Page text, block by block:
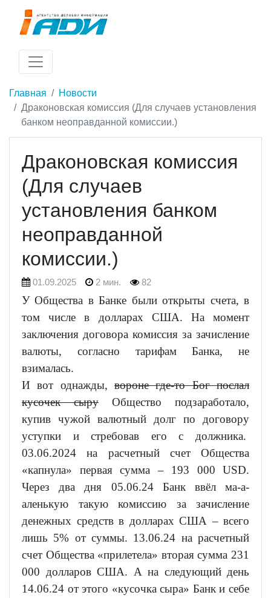
Главная
Новости
Драконовская комиссия (Для случаев установления
банком неоправданной комиссии.)
Драконовская комиссия
(Для случаев
установления банком
неоправданной
комиссии.)
01.09.2025 2 мин. 82
У Общества в Банке были открыты счета, в
том числе в долларах США. На момент
заключения договора комиссия за зачисление
валюты, согласно тарифам Банка, не
взималась.
И вот однажды, вороне где-то Бог послал
кусочек сыру Общество подзаработало,
купив чужой валютный долг по договору
уступки и стребовав его с должника.
03.06.2024 на расчетный счет Общества
«капнула» первая сумма – 193 000 USD.
Через два дня 05.06.24 Банк ввёл ма-а-
аленькую такую комиссию за зачисление
денежных средств в долларах США – всего
лишь 5% от суммы. 13.06.24 на расчетный
счет Общества «прилетела» вторая сумма 231
000 долларов США. А на следующий день
14.06.24 от этого «кусочка сыра» Банк и себе